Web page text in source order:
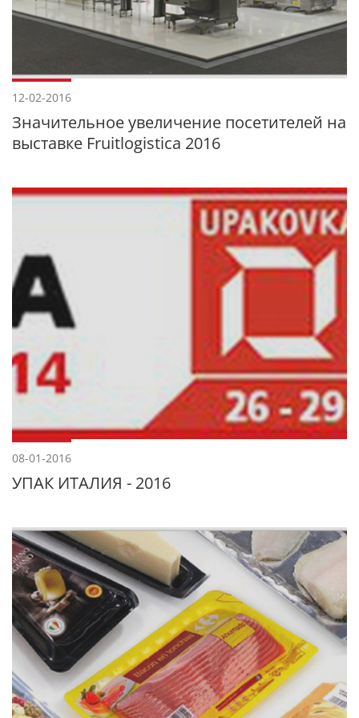
12-02-2016
Значительное увеличение посетителей на
выставке Fruitlogistica 2016
08-01-2016
УПАК ИТАЛИЯ - 2016